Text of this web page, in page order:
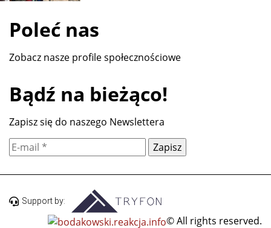
Poleć nas
Zobacz nasze profile społecznościowe
Bądź na bieżąco!
Zapisz się do naszego Newslettera
Support by:
© All rights reserved.